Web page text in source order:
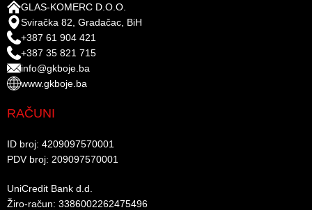
GLAS-KOMERC D.O.O.
Sviračka 82, Gradačac, BiH
+387 61 904 421
+387 35 821 715
info@gkboje.ba
www.gkboje.ba
RAČUNI
ID broj: 4209097570001​
PDV broj: 209097570001 ​
UniCredit Bank d.d.​
Žiro-račun: 3386002262475496​​